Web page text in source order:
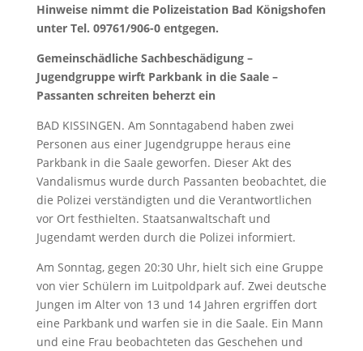
Hinweise nimmt die Polizeistation Bad Königshofen
unter Tel. 09761/906-0 entgegen.
Gemeinschädliche Sachbeschädigung –
Jugendgruppe wirft Parkbank in die Saale –
Passanten schreiten beherzt ein
BAD KISSINGEN. Am Sonntagabend haben zwei
Personen aus einer Jugendgruppe heraus eine
Parkbank in die Saale geworfen. Dieser Akt des
Vandalismus wurde durch Passanten beobachtet, die
die Polizei verständigten und die Verantwortlichen
vor Ort festhielten. Staatsanwaltschaft und
Jugendamt werden durch die Polizei informiert.
Am Sonntag, gegen 20:30 Uhr, hielt sich eine Gruppe
von vier Schülern im Luitpoldpark auf. Zwei deutsche
Jungen im Alter von 13 und 14 Jahren ergriffen dort
eine Parkbank und warfen sie in die Saale. Ein Mann
und eine Frau beobachteten das Geschehen und